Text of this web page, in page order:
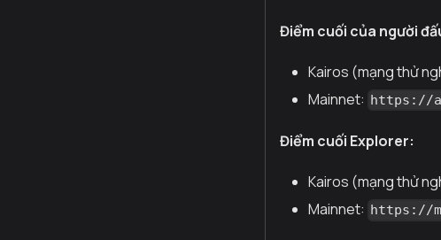
Điểm cuối của người
Kairos (mạng thử
Mainnet: https://
Điểm cuối Explorer:
Kairos (mạng thử
Mainnet: https://